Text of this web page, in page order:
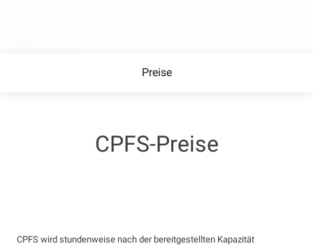
Preise
CPFS-Preise
CPFS wird stundenweise nach der bereitgestellten Kapazität